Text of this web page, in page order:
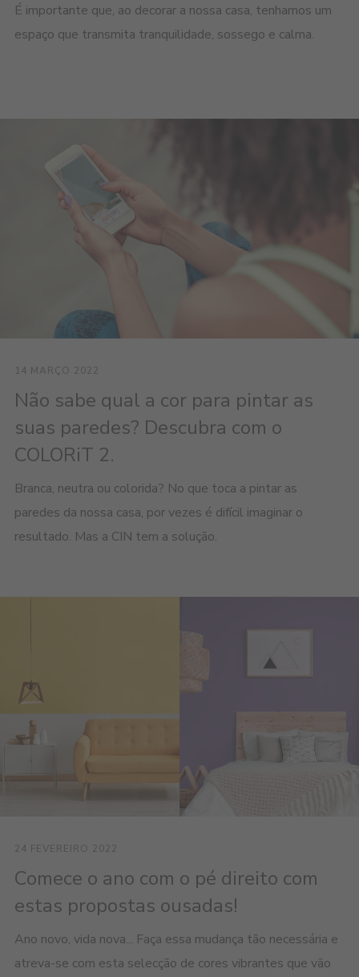
É importante que, ao decorar a nossa casa, tenhamos um
espaço que transmita tranquilidade, sossego e calma.
14 MARÇO 2022
Não sabe qual a cor para pintar as
suas paredes? Descubra com o
COLORiT 2.
Branca, neutra ou colorida? No que toca a pintar as
paredes da nossa casa, por vezes é difícil imaginar o
resultado. Mas a CIN tem a solução.
24 FEVEREIRO 2022
Comece o ano com o pé direito com
estas propostas ousadas!
Ano novo, vida nova... Faça essa mudança tão necessária e
atreva-se com esta selecção de cores vibrantes que vão